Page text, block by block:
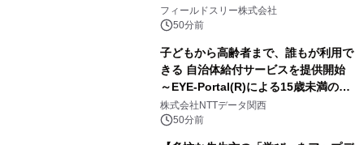
約1300万画素、用途別に選べるコンデ
ジ新登場
フィールドスリー株式会社
50分前
子どもから高齢者まで、誰もが利用で
きる 自治体給付サービスを提供開始
～EYE-Portal(R)による15歳未満の本
人認証と デジタルデバイド対策で実現
～
株式会社NTTデータ関西
50分前